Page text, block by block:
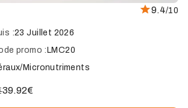
9.4/10
:23 Juillet 2026
promo : LMC20
Micronutriments
39.92€